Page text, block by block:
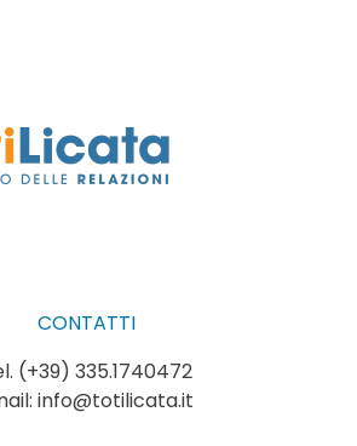
CONTATTI
(+39) 335.1740472
info@totilicata.it